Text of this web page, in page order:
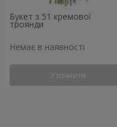
Букет з 51 кремової
троянди
Немає в наявності
Уточнити